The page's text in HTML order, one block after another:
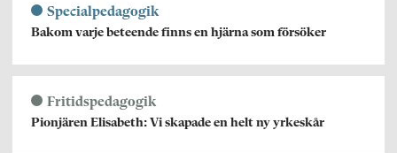
Specialpedagogik
Bakom varje beteende finns en hjärna som försöker
Fritidspedagogik
Pionjären Elisabeth: Vi skapade en helt ny yrkeskår